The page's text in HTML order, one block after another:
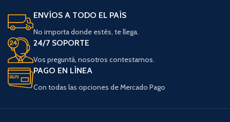
ENVÍOS A TODO EL PAÍS
No importa donde estés, te llega.
24/7 SOPORTE
Vos preguntá, nosotros contestamos.
PAGO EN LÍNEA
Con todas las opciones de Mercado Pago